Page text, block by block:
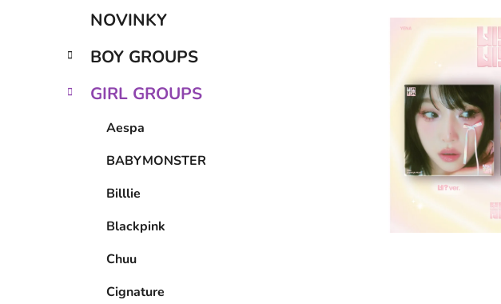
č
ý
Preskočiť
kategórie
e
ó
NOVINKY
BOY GROUPS
GIRL GROUPS
Aespa
BABYMONSTER
Billlie
Blackpink
Chuu
Cignature